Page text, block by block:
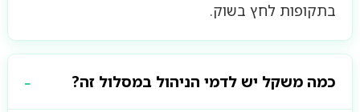
בתקופות לחץ בשוק.
כמה משקל יש לדמי הניהול במסלול זה?